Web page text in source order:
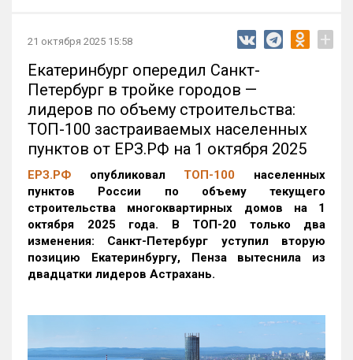
21 октября 2025 15:58 +
Екатеринбург опередил Санкт-
Петербург в тройке городов —
лидеров по объему строительства:
ТОП-100 застраиваемых населенных
пунктов от ЕРЗ.РФ на 1 октября 2025
ЕРЗ.РФ опубликовал ТОП-100 населенных
пунктов России по объему текущего
строительства многоквартирных домов на 1
октября 2025 года. В ТОП-20 только два
изменения: Санкт-Петербург уступил вторую
позицию Екатеринбургу, Пенза вытеснила из
двадцатки лидеров Астрахань.